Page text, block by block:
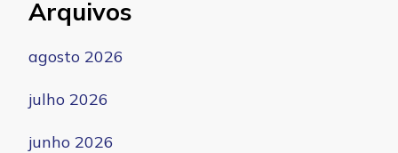
Arquivos
agosto 2026
julho 2026
junho 2026